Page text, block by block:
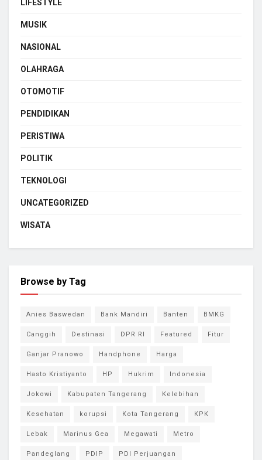
LIFESTYLE
MUSIK
NASIONAL
OLAHRAGA
OTOMOTIF
PENDIDIKAN
PERISTIWA
POLITIK
TEKNOLOGI
UNCATEGORIZED
WISATA
Browse by Tag
Anies Baswedan Bank Mandiri Banten BMKG
Canggih Destinasi DPR RI Featured Fitur
Ganjar Pranowo Handphone Harga
Hasto Kristiyanto HP Hukrim Indonesia
Jokowi Kabupaten Tangerang Kelebihan
Kesehatan korupsi Kota Tangerang KPK
Lebak Marinus Gea Megawati Metro
Pandeglang PDIP PDI Perjuangan